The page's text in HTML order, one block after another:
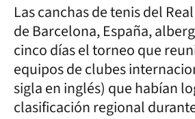
Las canchas de tenis del
de Barcelona, España,
cinco días el torneo que
equipos de clubes
sigla en inglés) que habían
clasificación regional